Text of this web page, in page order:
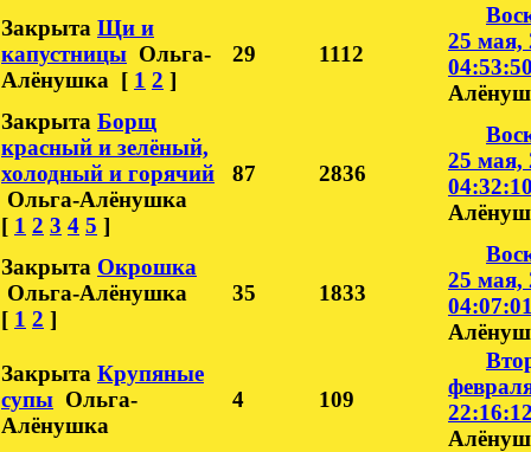
Закрыта Щи и
капустницы Ольга-
Алёнушка [ 1 2 ]
29 1112
25 мая,
Закрыта Борщ
красный и зелёный,
холодный и горячий
Ольга-Алёнушка
[ 1 2 3 4 5 ]
87 2836
25 мая,
Закрыта Окрошка
Ольга-Алёнушка
[ 1 2 ]
35 1833
25 мая,
Закрыта Крупяные
супы Ольга-
Алёнушка
4 109